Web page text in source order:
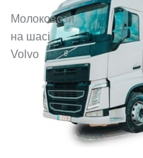
Контактні телефони:
+38 (097) 746-67-04
ua
Молоковози
на шасі
Volvo